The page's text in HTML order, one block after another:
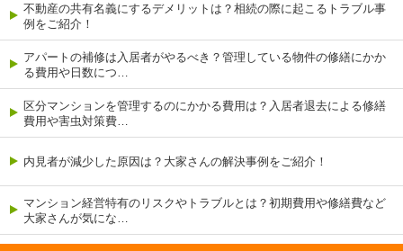
不動産の共有名義にするデメリットは？相続の際に起こるトラブル事
例をご紹介！
アパートの補修は入居者がやるべき？管理している物件の修繕にかか
る費用や日数につ…
区分マンションを管理するのにかかる費用は？入居者退去による修繕
費用や害虫対策費…
内見者が減少した原因は？大家さんの解決事例をご紹介！
マンション経営特有のリスクやトラブルとは？初期費用や修繕費など
大家さんが気にな…